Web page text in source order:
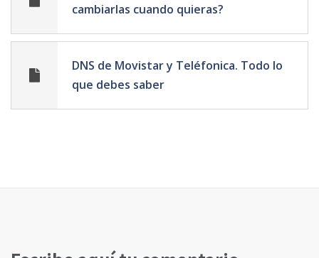
cambiarlas cuando quieras?
DNS de Movistar y Teléfonica. Todo lo
que debes saber